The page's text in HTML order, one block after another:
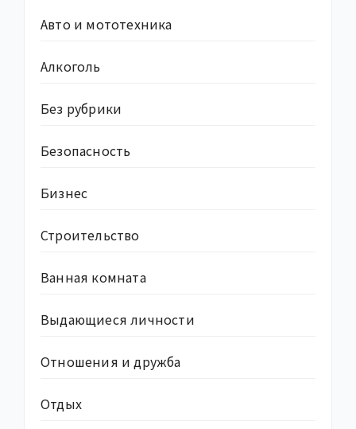
Авто и мототехника
Алкоголь
Без рубрики
Безопасность
Бизнес
Строительство
Ванная комната
Выдающиеся личности
Отношения и дружба
Отдых